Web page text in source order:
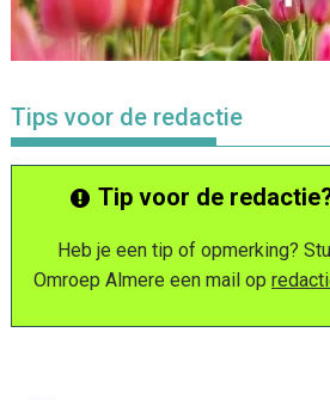
Tips voor de redactie
Tip voor de
Heb je een tip of opmerking?
Omroep Almere een mail op